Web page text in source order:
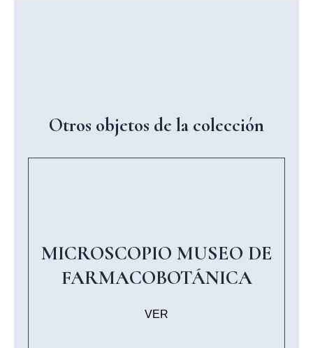
Otros objetos de la colección
MICROSCOPIO MUSEO DE
FARMACOBOTÁNICA
VER